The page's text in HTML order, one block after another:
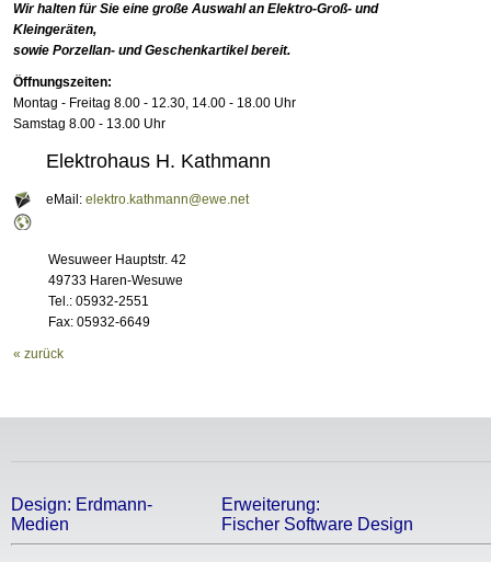
Wir halten für Sie eine große Auswahl an Elektro-Groß- und
Kleingeräten,
sowie Porzellan- und Geschenkartikel bereit.
Öffnungszeiten:
Montag - Freitag 8.00 - 12.30, 14.00 - 18.00 Uhr
Samstag 8.00 - 13.00 Uhr
Elektrohaus H. Kathmann
eMail: elektro.kathmann@ewe.net
Wesuweer Hauptstr. 42
49733 Haren-Wesuwe
Tel.: 05932-2551
Fax: 05932-6649
« zurück
Design: Erdmann-
Medien
Erweiterung:
Fischer Software Design